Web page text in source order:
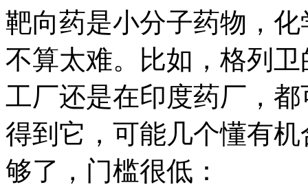
靶向药是小分子药物，
不算太难。比如，格列
工厂还是在印度药厂，
得到它，可能几个懂有
够了，门槛很低：